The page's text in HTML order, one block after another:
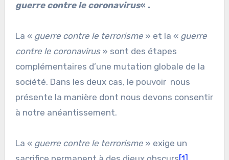
guerre contre le coronavirus« .
La « guerre contre le terrorisme» et la « guerre
contre le coronavirus» sont des étapes
complémentaires d’une mutation globale de la
société. Dans les deux cas, le pouvoir nous
présente la manière dont nous devons consentir
à notre anéantissement.
La « guerre contre le terrorisme » exige un